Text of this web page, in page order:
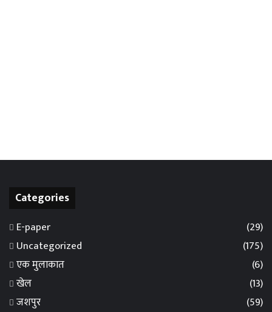
Categories
E-paper
(29)
Uncategorized
(175)
एक मुलाकात
(6)
खेल
(13)
जशपुर
(59)